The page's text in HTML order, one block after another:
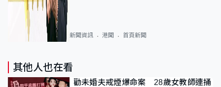
新聞資訊 港聞 首頁新聞
其他人也在看
勸未婚夫戒煙爆命案 28歲女教師連捅